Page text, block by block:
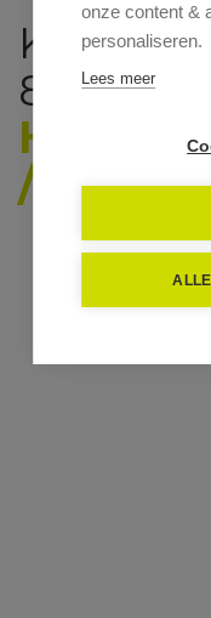
8700
/
onze content &
personaliseren.
Lees meer